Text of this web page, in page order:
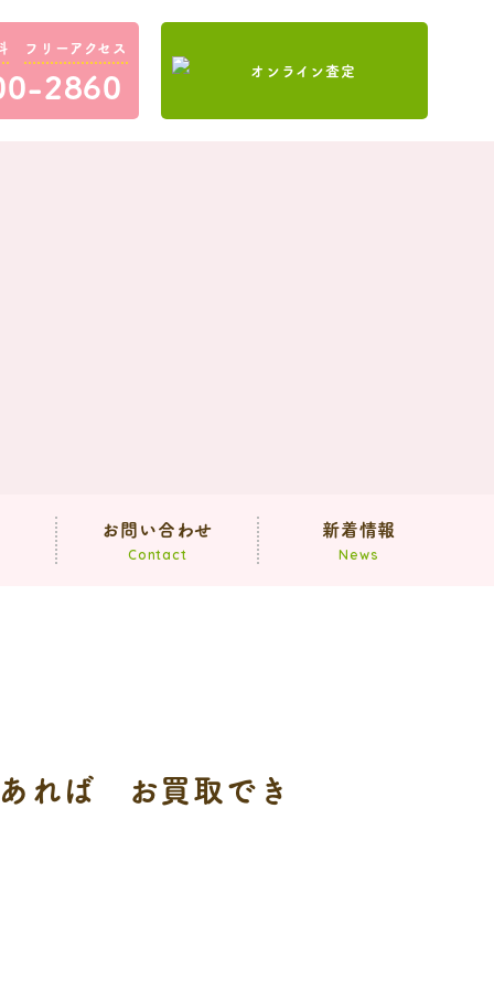
フリーアクセス
2860
お問い合わせ
Contact
新着情報
News
れば お買取でき